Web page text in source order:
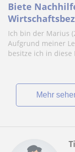
Biete
Französisch
Ich bin der Marius
Aufgrund meiner
besitze ich in diese
Mehr